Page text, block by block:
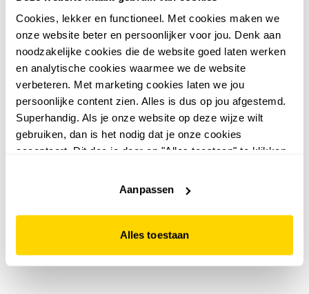
Cookies, lekker en functioneel. Met cookies maken we
onze website beter en persoonlijker voor jou. Denk aan
noodzakelijke cookies die de website goed laten werken
en analytische cookies waarmee we de website
verbeteren. Met marketing cookies laten we jou
persoonlijke content zien. Alles is dus op jou afgestemd.
Superhandig. Als je onze website op deze wijze wilt
gebruiken, dan is het nodig dat je onze cookies
accepteert. Dit doe je door op "Alles toestaan" te klikken.
website niet optimaal functioneert.
Aanpassen
Alles toestaan